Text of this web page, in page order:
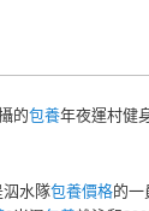
的包養年夜運村健
水隊包養價格的一